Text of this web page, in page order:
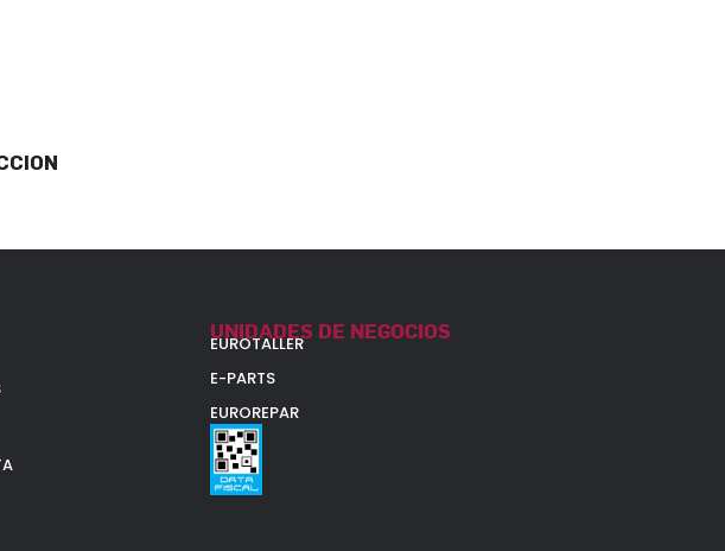
UNIDADES DE NEGOCIOS
EUROTALLER
E-PARTS
EUROREPAR